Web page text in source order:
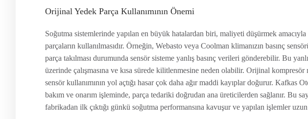
Orijinal Yedek Parça Kullanımının Önemi
Soğutma sistemlerinde yapılan en büyük hatalardan biri, maliyeti düşürmek
parçaların kullanılmasıdır. Örneğin, Webasto veya Coolman klimanızın basınç
parça takılması durumunda sensör sisteme yanlış basınç verileri gönderebilir. Bu
üzerinde çalışmasına ve kısa sürede kilitlenmesine neden olabilir. Orijinal kompresör
sensör kullanımının yol açtığı hasar çok daha ağır maddi kayıplar doğurur. Kafkas
bakım ve onarım işleminde, parça tedariki doğrudan ana üreticilerden sağlanır. Bu
fabrikadan ilk çıktığı günkü soğutma performansına kavuşur ve yapılan işlemler uzun